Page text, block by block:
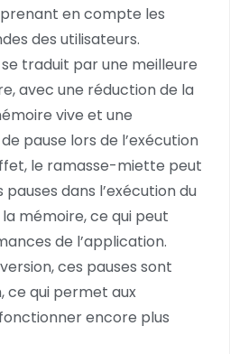
en compte les
des utilisateurs.
traduit par une meilleure
avec une réduction de la
vive et une
pause lors de l’exécution
le ramasse-miette peut
dans l’exécution du
mémoire, ce qui peut
de l’application.
ces pauses sont
ce qui permet aux
encore plus